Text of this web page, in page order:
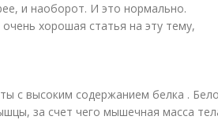
и наоборот. И это нормально.
хорошая статья на эту тему,
с высоким содержанием белка .
за счет чего мышечная масса